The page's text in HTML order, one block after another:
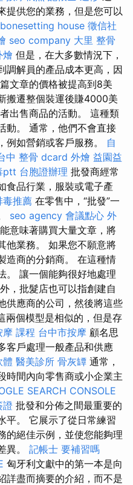
提供您的業務，但是您可以
bonesetting house 徵信社
seo company 大里 整骨
燴 但是，在大多數情況下，
調解員的產品成本更高，因
文章的價格被提高到8美
搬遷整個裝運後賺4000美
出售商品的活動。 這種類
動。 通常，他們不會直接
例如營銷或客戶服務。 自
中 整骨 dcard 外燴 益園益
ptt 台胞證辦理 批發商經常
食品行業，服裝或電子產
毒推薦 在零售中，“批發”一
seo agency 會議點心 外
意味著購買大量文章，將
他業務。 如果您不願意將
造商的分銷商。 在這種情
。 讓一個能夠很好地處理
，批髮店也可以指創建自
供應商的公司，然後將這些
兩個模型是相似的，但是存
摩 課程 台中市按摩 顧名思
客戶處理一般產品和供應
體 醫美診所 骨灰罈 通常，
時間內向零售商或小企業主
SEARCH CONSOLE
證 批發和分佈之間最重要的
平。 它展示了從日常練習
的絕佳示例，並使您能夠理
異。 記帳士 要補習嗎
匈牙利文獻中的第一本是向
詳盡而摘要的介紹，而不是